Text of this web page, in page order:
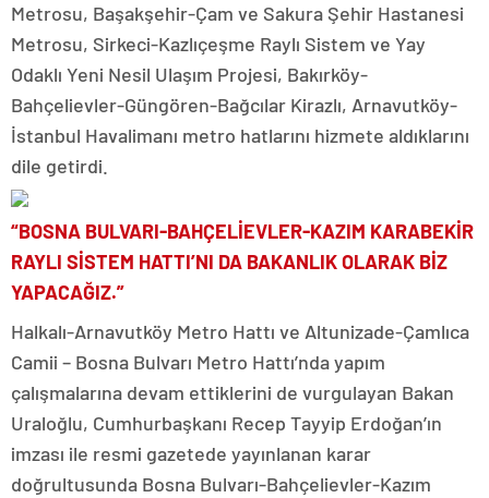
Metrosu, Başakşehir-Çam ve Sakura Şehir Hastanesi
Metrosu, Sirkeci-Kazlıçeşme Raylı Sistem ve Yay
Odaklı Yeni Nesil Ulaşım Projesi, Bakırköy-
Bahçelievler-Güngören-Bağcılar Kirazlı, Arnavutköy-
İstanbul Havalimanı metro hatlarını hizmete aldıklarını
dile getirdi.
“BOSNA BULVARI-BAHÇELİEVLER-KAZIM KARABEKİR
RAYLI SİSTEM HATTI’NI DA BAKANLIK OLARAK BİZ
YAPACAĞIZ.”
Halkalı-Arnavutköy Metro Hattı ve Altunizade-Çamlıca
Camii – Bosna Bulvarı Metro Hattı’nda yapım
çalışmalarına devam ettiklerini de vurgulayan Bakan
Uraloğlu, Cumhurbaşkanı Recep Tayyip Erdoğan’ın
imzası ile resmi gazetede yayınlanan karar
doğrultusunda Bosna Bulvarı-Bahçelievler-Kazım